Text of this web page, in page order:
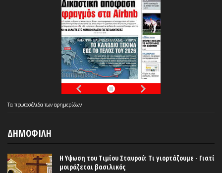
Τα πρωτοσέλιδατων εφημερίδων
ΔΗΜΟΦΙΛΗ
Η Υψωση του Τιμίου Σταυρού: Τι γιορτάζουμε - Γιατί
μοιράζεται βασιλικός